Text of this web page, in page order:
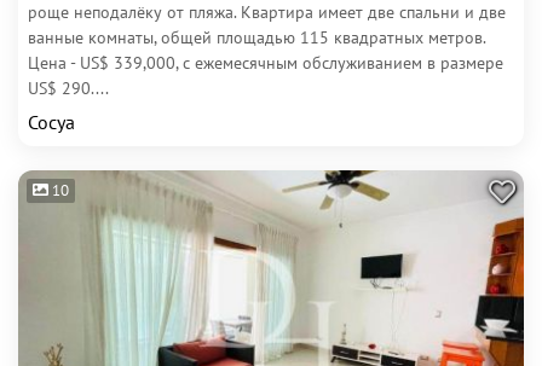
роще неподалёку от пляжа. Квартира имеет две спальни и две
ванные комнаты, общей площадью 115 квадратных метров.
Цена - US$ 339,000, с ежемесячным обслуживанием в размере
US$ 290....
Сосуа
10